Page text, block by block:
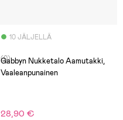
10 JÄLJELLÄ
(0)
Gabbyn Nukketalo Aamutakki,
Vaaleanpunainen
28,90 €